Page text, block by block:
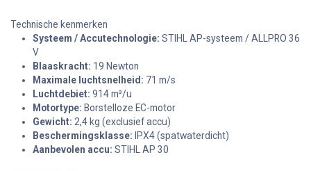
Technische kenmerken
Systeem / Accutechnologie: STIHL AP-systeem / ALLPRO 36
V
Blaaskracht: 19 Newton
Maximale luchtsnelheid: 71 m/s
Luchtdebiet: 914 m³/u
Motortype: Borstelloze EC-motor
Gewicht: 2,4 kg (exclusief accu)
Beschermingsklasse: IPX4 (spatwaterdicht)
Aanbevolen accu: STIHL AP 30